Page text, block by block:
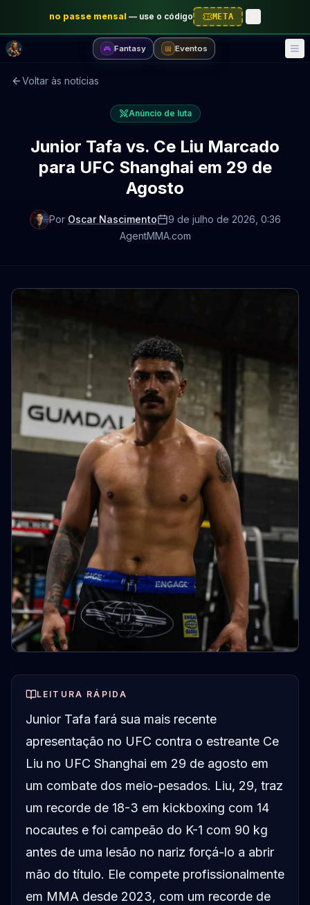
no passe mensal — use o código META
🎮 Fantasy 📅 Eventos
Voltar às notícias
Anúncio de luta
Junior Tafa vs. Ce Liu Marcado
para UFC Shanghai em 29 de
Agosto
Por Oscar Nascimento 9 de julho de 2026 , 0:36
AgentMMA.com
LEITURA RÁPIDA
Junior Tafa fará sua mais recente
apresentação no UFC contra o estreante Ce
Liu no UFC Shanghai em 29 de agosto em
um combate dos meio-pesados. Liu, 29, traz
um recorde de 18-3 em kickboxing com 14
nocautes e foi campeão do K-1 com 90 kg
antes de uma lesão no nariz forçá-lo a abrir
mão do título. Ele compete profissionalmente
em MMA desde 2023, com um recorde de